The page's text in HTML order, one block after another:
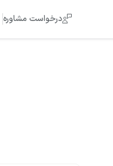
درخواست مشاوره